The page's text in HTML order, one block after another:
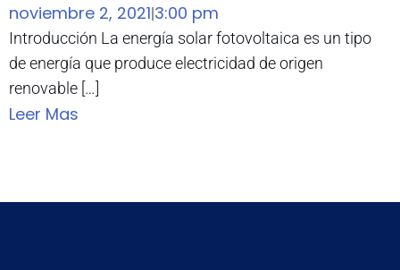
noviembre 2, 2021|3:00 pm
Introducción La energía solar fotovoltaica es un tipo
de energía que produce electricidad de origen
renovable […]
Leer Mas